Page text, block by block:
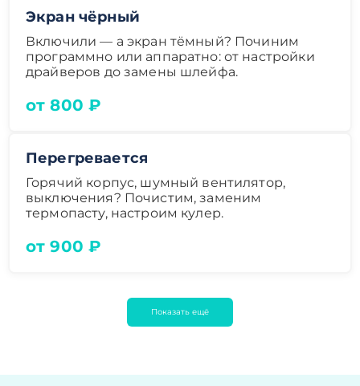
Экран чёрный
Включили — а экран тёмный? Починим
программно или аппаратно: от настройки
драйверов до замены шлейфа.
от 800 ₽
Перегревается
Горячий корпус, шумный вентилятор,
выключения? Почистим, заменим
термопасту, настроим кулер.
от 900 ₽
Показать ещё